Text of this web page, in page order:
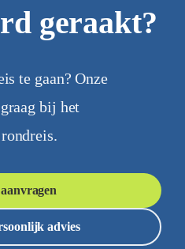
geraakt?
te gaan? Onze
bij het
advies